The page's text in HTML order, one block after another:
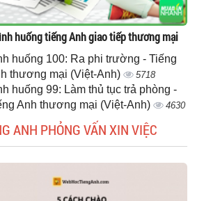
huống tiếng Anh giao tiếp thương mại
huống 100: Ra phi trường - Tiếng
thương mại (Việt-Anh)
5718
huống 99: Làm thủ tục trả phòng -
Anh thương mại (Việt-Anh)
4630
ANH PHỎNG VẤN XIN VIỆC